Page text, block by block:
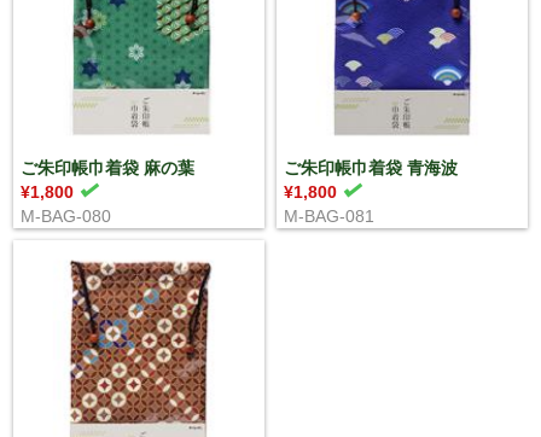
ご朱印帳巾着袋 麻の葉
¥1,800
M-BAG-080
ご朱印帳巾着袋 青海波
¥1,800
M-BAG-081